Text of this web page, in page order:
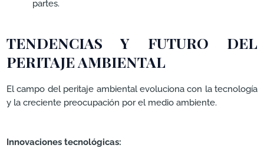
partes.
TENDENCIAS Y FUTURO DEL
PERITAJE AMBIENTAL
El campo del peritaje ambiental evoluciona con la tecnología
y la creciente preocupación por el medio ambiente.
Innovaciones tecnológicas: